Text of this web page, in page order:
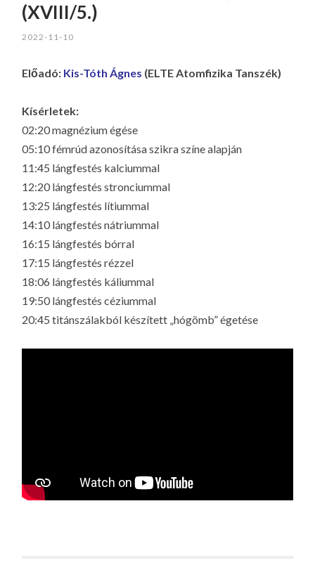
(XVIII/5.)
2022-11-10
Előadó: Kis-Tóth Ágnes (ELTE Atomfizika Tanszék)
Kísérletek:
02:20 magnézium égése
05:10 fémrúd azonosítása szikra színe alapján
11:45 lángfestés kalciummal
12:20 lángfestés stronciummal
13:25 lángfestés lítiummal
14:10 lángfestés nátriummal
16:15 lángfestés bórral
17:15 lángfestés rézzel
18:06 lángfestés káliummal
19:50 lángfestés céziummal
20:45 titánszálakból készített „hógömb” égetése